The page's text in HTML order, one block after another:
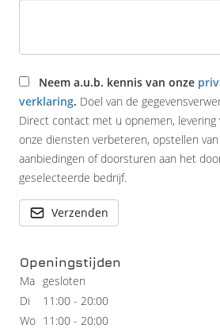
Neem a.u.b. kennis van onze
verklaring. Doel van de
Direct contact met u opnemen, levering
onze diensten verbeteren, opstellen van
aanbiedingen of doorsturen aan het
geselecteerde bedrijf.
Verzenden
Openingstijden
Ma gesloten
Di
11:00 - 20:00
Wo 11:00 - 20:00